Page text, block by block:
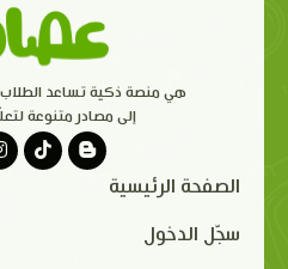
هي منصة ذكية تساعد الطلاب
إلى مصادر متنوعة
الصفحة الرئيسية
سجّل الدخول